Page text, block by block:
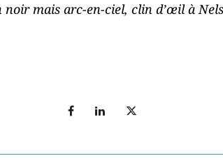
mais arc-en-ciel, clin d’œil à